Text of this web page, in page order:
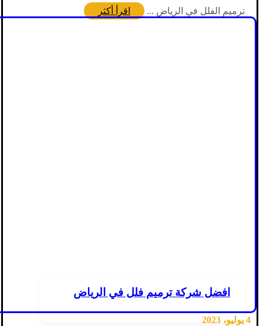
ترميم الفلل في الرياض ... اقرأ أكثر
افضل شركة ترميم فلل في الرياض
4 يوليو، 2023